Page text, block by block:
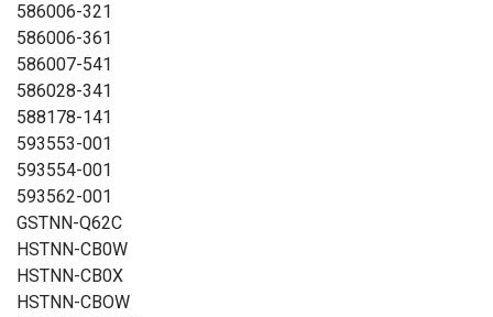
586006-321
586006-361
586007-541
586028-341
588178-141
593553-001
593554-001
593562-001
GSTNN-Q62C
HSTNN-CB0W
HSTNN-CB0X
HSTNN-CBOW